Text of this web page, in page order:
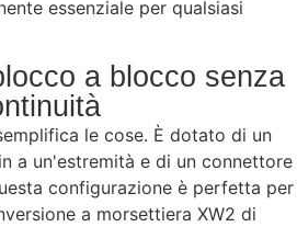
essenziale per qualsiasi
a blocco senza
le cose. È dotato di un
a un'estremità e di un connettore
configurazione è perfetta per
a morsettiera XW2 di